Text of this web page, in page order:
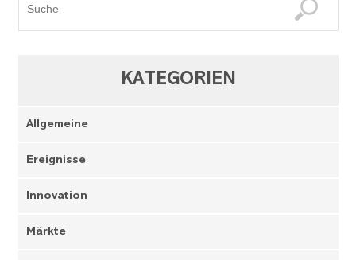
KATEGORIEN
Allgemeine
Ereignisse
Innovation
Märkte